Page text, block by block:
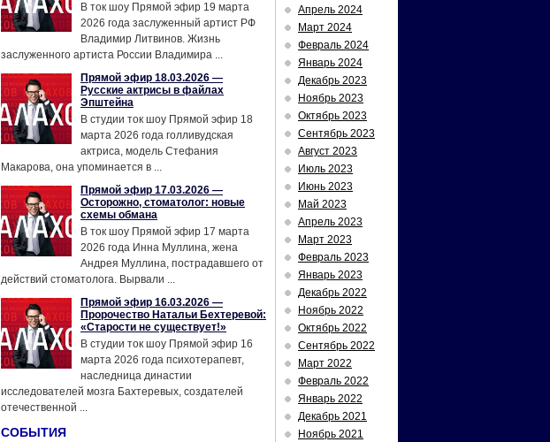
В ток шоу Прямой эфир 19 марта
2026 года заслуженный артист РФ
Владимир Литвинов. Жизнь
заслуженного артиста России Владимира ...
Прямой эфир 18.03.2026 —
Русские актрисы в файлах
Эпштейна
В студии ток шоу Прямой эфир 18
марта 2026 года голливудская
актриса, модель Стефания
Макарова, она упоминается в ...
Прямой эфир 17.03.2026 —
Осторожно, стоматолог: новые
схемы обмана
В ток шоу Прямой эфир 17 марта
2026 года Инна Муллина, жена
Андрея Муллина, пострадавшего от
действий стоматолога. Вырвали ...
Прямой эфир 16.03.2026 —
Пророчество Натальи Бехтеревой:
«Старости не существует!»
В студии ток шоу Прямой эфир 16
марта 2026 года психотерапевт,
наследница династии
исследователей мозга Бахтеревых, создателей
отечественной ...
СОБЫТИЯ
Апрель 2024
Март 2024
Февраль 2024
Январь 2024
Декабрь 2023
Ноябрь 2023
Октябрь 2023
Сентябрь 2023
Август 2023
Июль 2023
Июнь 2023
Май 2023
Апрель 2023
Март 2023
Февраль 2023
Январь 2023
Декабрь 2022
Ноябрь 2022
Октябрь 2022
Сентябрь 2022
Март 2022
Февраль 2022
Январь 2022
Декабрь 2021
Ноябрь 2021